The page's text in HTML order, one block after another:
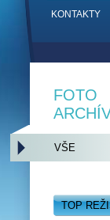
KONTAKTY
FOTO
VŠE
TOP